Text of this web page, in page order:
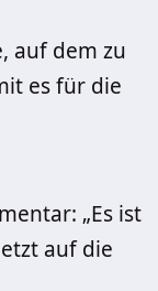
auf dem zu
es für die
„Es ist
auf die